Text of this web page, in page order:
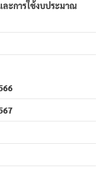
ละการใช้งบประมาณ